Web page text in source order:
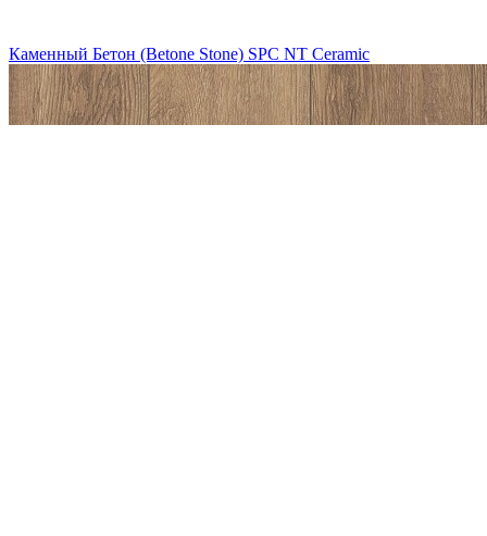
Каменный Бетон (Betone Stone) SPC NT Ceramic